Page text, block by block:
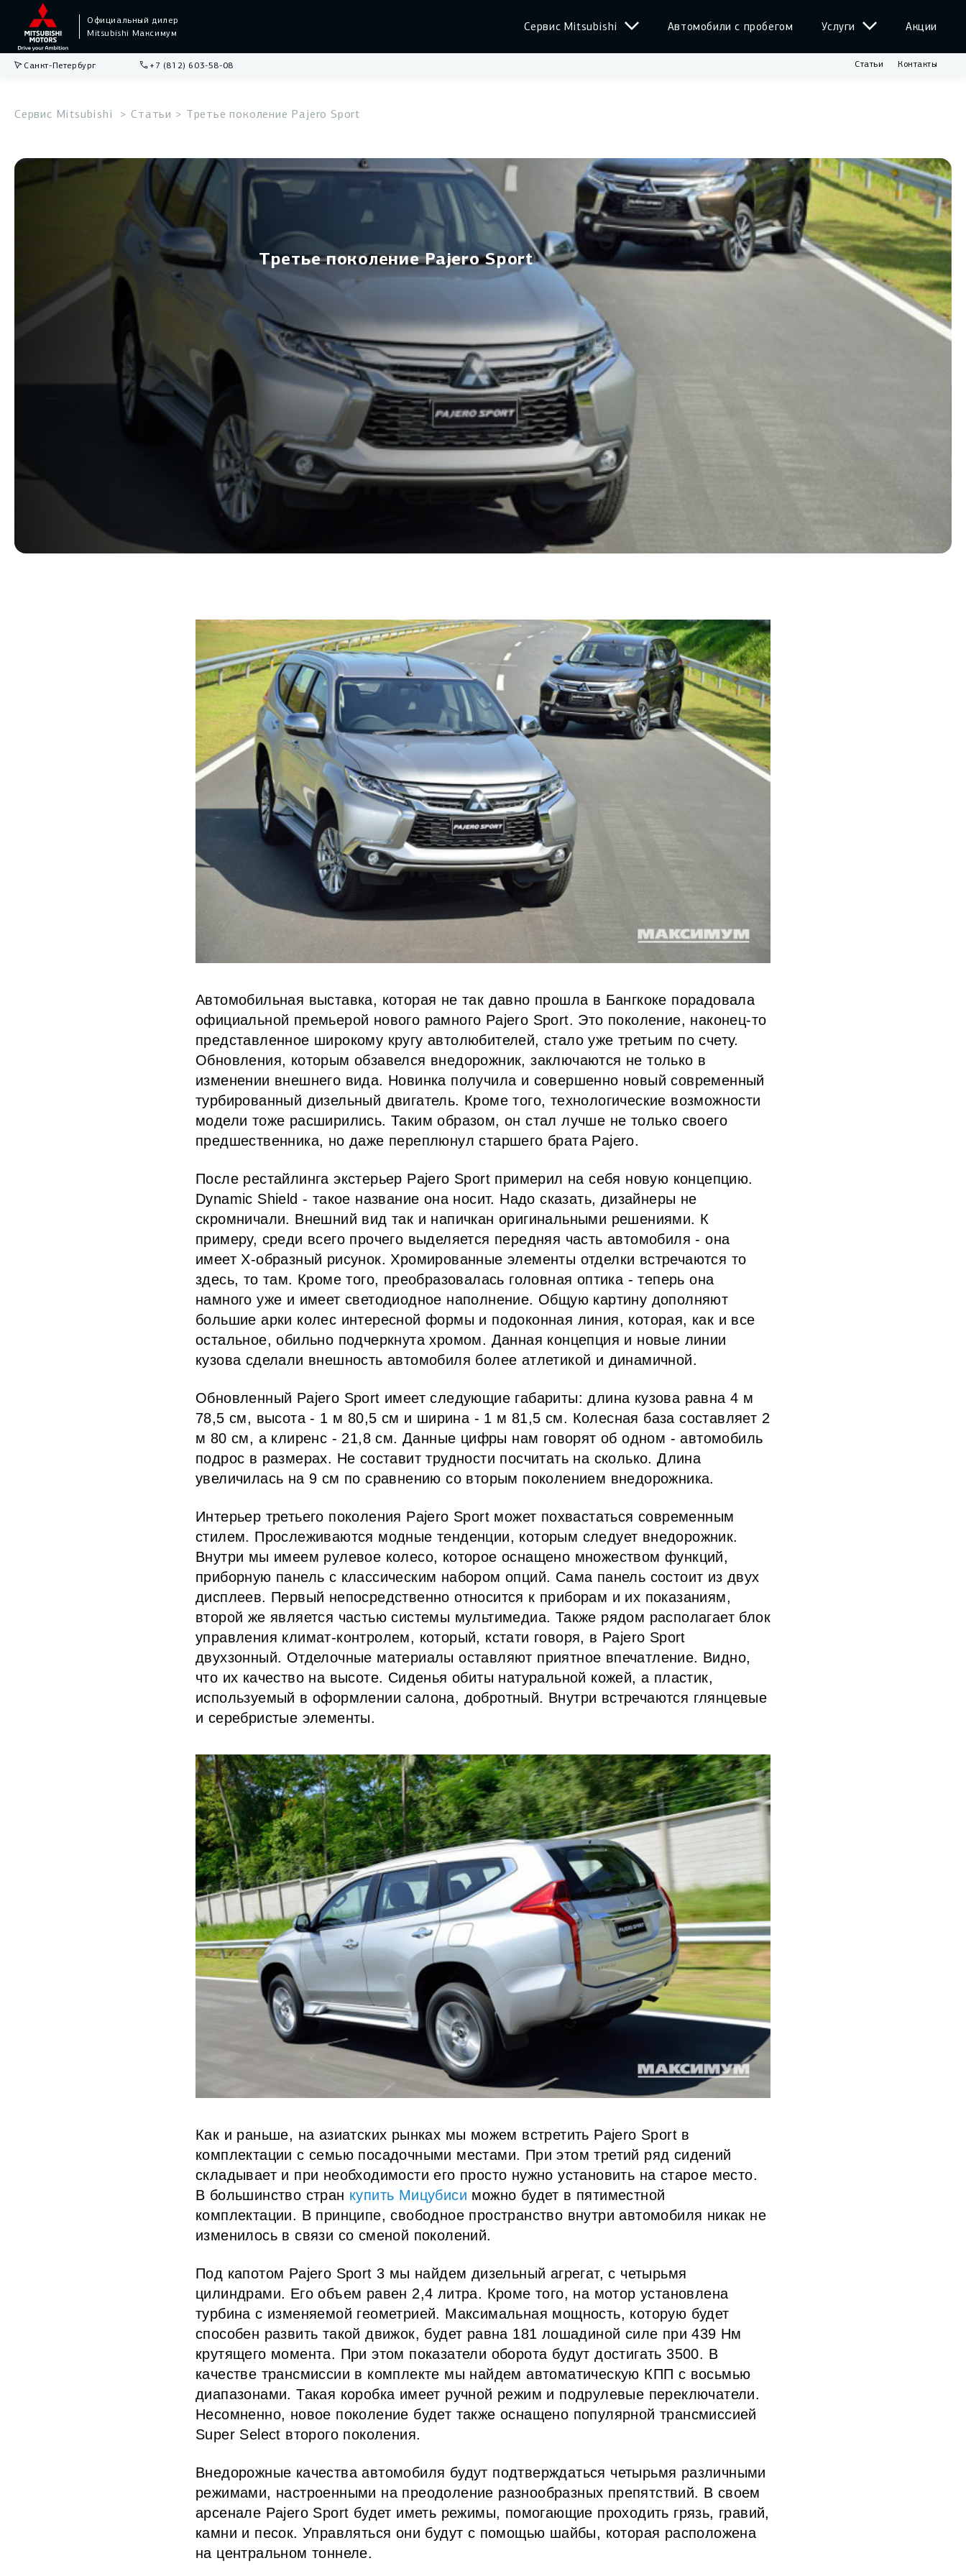
Официальный дилер
Mitsubishi Максимум
Сервис Mitsubishi Автомобили с пробегом Услуги
•Корпоративным клиентам
Акции
Сервис Outlander Pajero Sport
Санкт-Петербург +7 (812) 603-58-08 Статьи Контакты
Сервис Mitsubishi Статьи Третье поколение Pajero Sport
Третье поколение Pajero Sport
Автомобильная выставка, которая не так давно прошла в Бангкоке порадовала
официальной премьерой нового рамного Pajero Sport. Это поколение, наконец-то
представленное широкому кругу автолюбителей, стало уже третьим по счету.
Обновления, которым обзавелся внедорожник, заключаются не только в
изменении внешнего вида. Новинка получила и совершенно новый современный
турбированный дизельный двигатель. Кроме того, технологические возможности
модели тоже расширились. Таким образом, он стал лучше не только своего
предшественника, но даже переплюнул старшего брата Pajero.
После рестайлинга экстерьер Pajero Sport примерил на себя новую концепцию.
Dynamic Shield - такое название она носит. Надо сказать, дизайнеры не
скромничали. Внешний вид так и напичкан оригинальными решениями. К
примеру, среди всего прочего выделяется передняя часть автомобиля - она
имеет Х-образный рисунок. Хромированные элементы отделки встречаются то
здесь, то там. Кроме того, преобразовалась головная оптика - теперь она
намного уже и имеет светодиодное наполнение. Общую картину дополняют
большие арки колес интересной формы и подоконная линия, которая, как и все
остальное, обильно подчеркнута хромом. Данная концепция и новые линии
кузова сделали внешность автомобиля более атлетикой и динамичной.
Обновленный Pajero Sport имеет следующие габариты: длина кузова равна 4 м
78,5 см, высота - 1 м 80,5 см и ширина - 1 м 81,5 см. Колесная база составляет 2
м 80 см, а клиренс - 21,8 см. Данные цифры нам говорят об одном - автомобиль
подрос в размерах. Не составит трудности посчитать на сколько. Длина
увеличилась на 9 см по сравнению со вторым поколением внедорожника.
Интерьер третьего поколения Pajero Sport может похвастаться современным
стилем. Прослеживаются модные тенденции, которым следует внедорожник.
Внутри мы имеем рулевое колесо, которое оснащено множеством функций,
приборную панель с классическим набором опций. Сама панель состоит из двух
дисплеев. Первый непосредственно относится к приборам и их показаниям,
второй же является частью системы мультимедиа. Также рядом располагает блок
управления климат-контролем, который, кстати говоря, в Pajero Sport
двухзонный. Отделочные материалы оставляют приятное впечатление. Видно,
что их качество на высоте. Сиденья обиты натуральной кожей, а пластик,
используемый в оформлении салона, добротный. Внутри встречаются глянцевые
и серебристые элементы.
Как и раньше, на азиатских рынках мы можем встретить Pajero Sport в
комплектации с семью посадочными местами. При этом третий ряд сидений
складывает и при необходимости его просто нужно установить на старое место.
В большинство стран купить Мицубиси можно будет в пятиместной
комплектации. В принципе, свободное пространство внутри автомобиля никак не
изменилось в связи со сменой поколений.
Под капотом Pajero Sport 3 мы найдем дизельный агрегат, с четырьмя
цилиндрами. Его объем равен 2,4 литра. Кроме того, на мотор установлена
турбина с изменяемой геометрией. Максимальная мощность, которую будет
способен развить такой движок, будет равна 181 лошадиной силе при 439 Нм
крутящего момента. При этом показатели оборота будут достигать 3500. В
качестве трансмиссии в комплекте мы найдем автоматическую КПП с восьмью
диапазонами. Такая коробка имеет ручной режим и подрулевые переключатели.
Несомненно, новое поколение будет также оснащено популярной трансмиссией
Super Select второго поколения.
Внедорожные качества автомобиля будут подтверждаться четырьмя различными
режимами, настроенными на преодоление разнообразных препятствий. В своем
арсенале Pajero Sport будет иметь режимы, помогающие проходить грязь, гравий,
камни и песок. Управляться они будут с помощью шайбы, которая расположена
на центральном тоннеле.